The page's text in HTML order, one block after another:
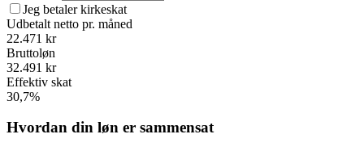
Jeg betaler kirkeskat
Udbetalt netto pr. måned
22.471 kr
Bruttoløn
32.491 kr
Effektiv skat
30,7%
Hvordan din løn er sammensat